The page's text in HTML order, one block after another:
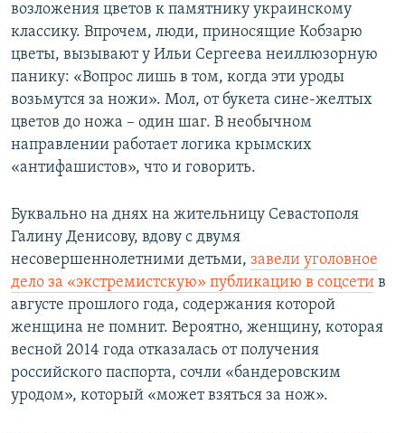
возложения цветов к памятнику украинскому
классику. Впрочем, люди, приносящие Кобзарю
цветы, вызывают у Ильи Сергеева неиллюзорную
панику: «Вопрос лишь в том, когда эти уроды
возьмутся за ножи». Мол, от букета сине-желтых
цветов до ножа – один шаг. В необычном
направлении работает логика крымских
«антифашистов», что и говорить.
Буквально на днях на жительницу Севастополя
Галину Денисову, вдову с двумя
несовершеннолетними детьми, завели уголовное
дело за «экстремистскую» публикацию в соцсети в
августе прошлого года, содержания которой
женщина не помнит. Вероятно, женщину, которая
весной 2014 года отказалась от получения
российского паспорта, сочли «бандеровским
уродом», который «может взяться за нож».